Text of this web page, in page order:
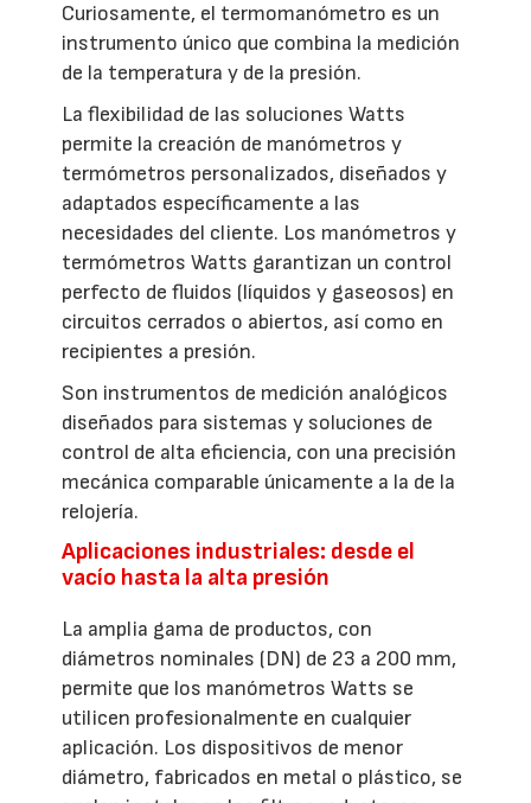
Curiosamente, el termomanómetro es un
instrumento único que combina la medición
de la temperatura y de la presión.
La flexibilidad de las soluciones Watts
permite la creación de manómetros y
termómetros personalizados, diseñados y
adaptados específicamente a las
necesidades del cliente. Los manómetros y
termómetros Watts garantizan un control
perfecto de fluidos (líquidos y gaseosos) en
circuitos cerrados o abiertos, así como en
recipientes a presión.
Son instrumentos de medición analógicos
diseñados para sistemas y soluciones de
control de alta eficiencia, con una precisión
mecánica comparable únicamente a la de la
relojería.
Aplicaciones industriales: desde el
vacío hasta la alta presión
La amplia gama de productos, con
diámetros nominales (DN) de 23 a 200 mm,
permite que los manómetros Watts se
utilicen profesionalmente en cualquier
aplicación. Los dispositivos de menor
diámetro, fabricados en metal o plástico, se